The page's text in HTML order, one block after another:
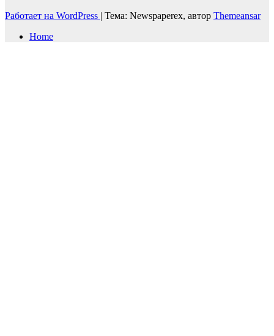
Работает на WordPress | Тема: Newspaperex, автор Themeansar
Home